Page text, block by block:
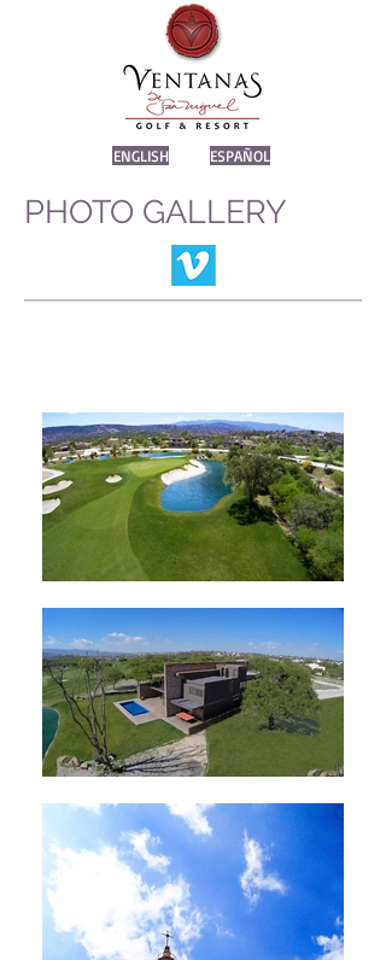
ENGLISH ESPAÑOL
PHOTO GALLERY